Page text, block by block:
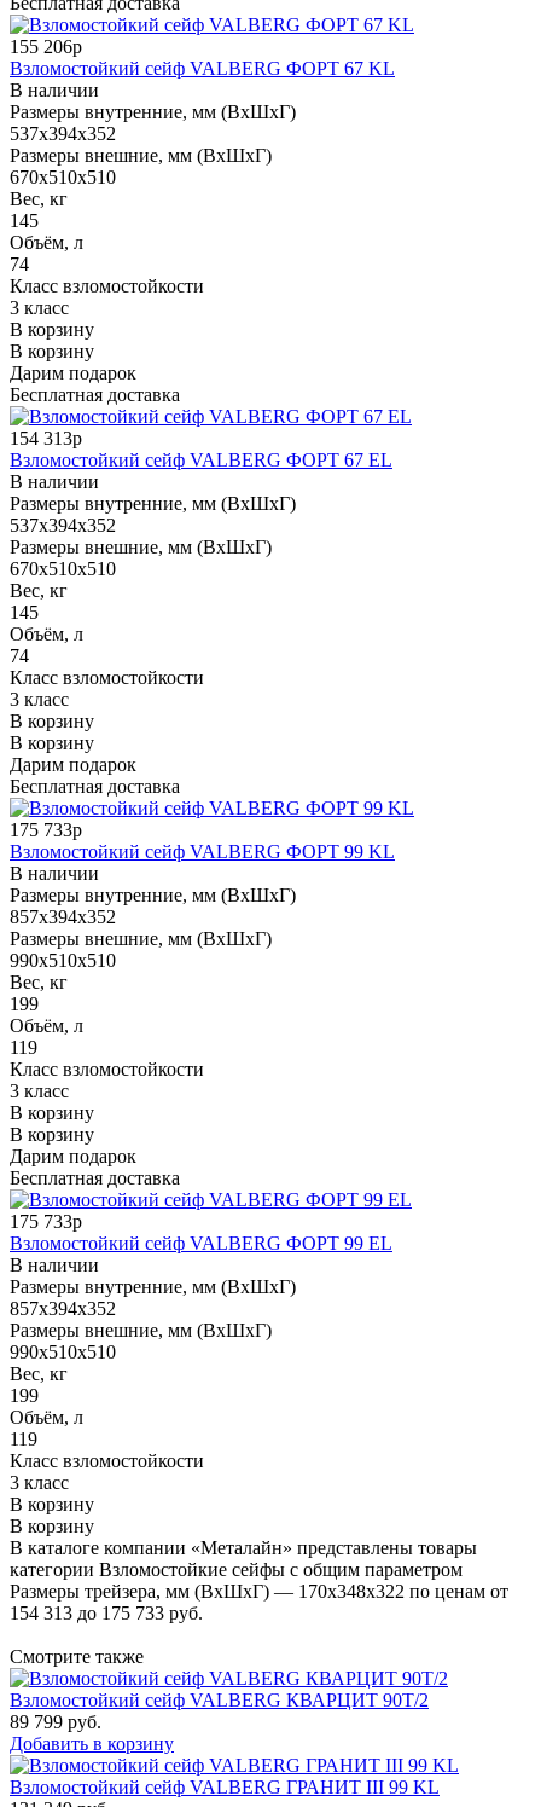
155 206р
Взломостойкий сейф VALBERG ФОРТ 67 KL
В наличии
Размеры внутренние, мм (ВхШхГ)
537x394x352
Размеры внешние, мм (ВхШхГ)
670x510x510
Вес, кг
145
Объём, л
74
Класс взломостойкости
3 класс
В корзину
В корзину
Дарим подарок
Бесплатная доставка
154 313р
Взломостойкий сейф VALBERG ФОРТ 67 EL
В наличии
Размеры внутренние, мм (ВхШхГ)
537x394x352
Размеры внешние, мм (ВхШхГ)
670x510x510
Вес, кг
145
Объём, л
74
Класс взломостойкости
3 класс
В корзину
В корзину
Дарим подарок
Бесплатная доставка
175 733р
Взломостойкий сейф VALBERG ФОРТ 99 KL
В наличии
Размеры внутренние, мм (ВхШхГ)
857x394x352
Размеры внешние, мм (ВхШхГ)
990x510x510
Вес, кг
199
Объём, л
119
Класс взломостойкости
3 класс
В корзину
В корзину
Дарим подарок
Бесплатная доставка
175 733р
Взломостойкий сейф VALBERG ФОРТ 99 EL
В наличии
Размеры внутренние, мм (ВхШхГ)
857x394x352
Размеры внешние, мм (ВхШхГ)
990x510x510
Вес, кг
199
Объём, л
119
Класс взломостойкости
3 класс
В корзину
В корзину
В каталоге компании «Металайн» представлены товары
категории Взломостойкие сейфы с общим параметром
Размеры трейзера, мм (ВхШхГ) — 170x348x322 по ценам от
154 313 до 175 733 руб.
Смотрите также
Взломостойкий сейф VALBERG КВАРЦИТ 90Т/2
89 799 руб.
Добавить в корзину
Взломостойкий сейф VALBERG ГРАНИТ III 99 KL